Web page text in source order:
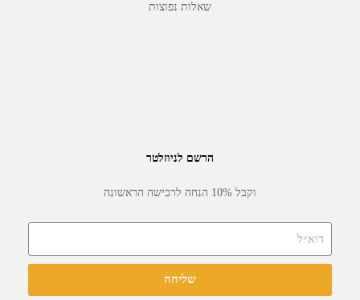
שאלות נפוצות
הרשם לניוזלטר
וקבל 10% הנחה לרכישה הראשונה
שליחה